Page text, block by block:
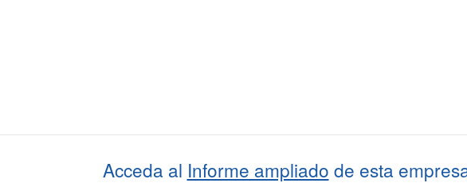
Acceda al Informe ampliado de esta